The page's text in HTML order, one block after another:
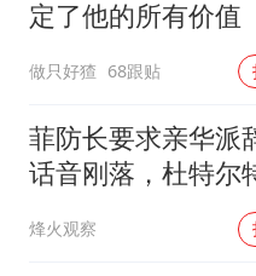
梁
大
香
乐
定了他的所有价值
做只好猹 68跟贴
菲防长要求亲华派
话音刚落，杜特尔
烽火观察